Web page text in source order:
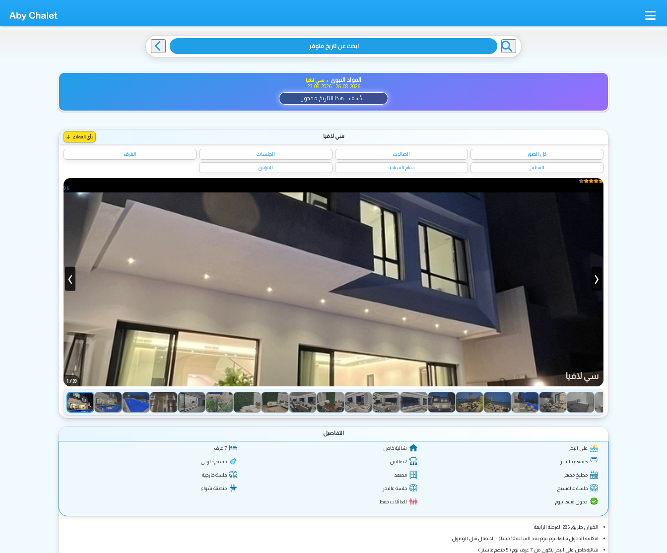
ابحث عن تاريخ متوفر
المولد النبوي : سي لافيا
23-08-2026 - 26-08-2026
للأسف ... هذا التاريخ محجوز
رأي العملاء سي لافيا
كل الصور الصالات الجلسات الغرف
المطبخ حمام السباحة المرافق
9.5
سي لافيا
‹ ›
1/39
التفاصيل
على البحر شالية خاص 7 غرف
5 منهم ماستر 2 صالتين مسبح خارجي
مطبخ مجهز مصعد جلسة خارجية
جلسة عالمسبح جلسة عالبحر منطقة شواء
دخول قبلها بيوم للعائلات فقط
الخيران طريق 285 المرحلة الرابعة
امكانية الدخول قبلها بيوم بيوم بعد الساعه 10 مساءً - الاتصال قبل الوصول
شالية خاص على البحر يتكون من 7 غرف نوم ( 5 منهم ماستر )